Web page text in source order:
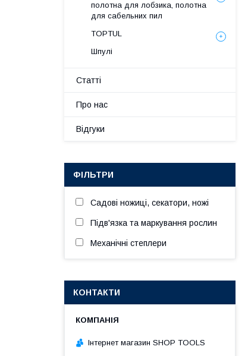
полотна для лобзика, полотна
для сабельних пил
TOPTUL
Шпулі
Статті
Про нас
Відгуки
ФІЛЬТРИ
Садові ножиці, секатори, ножі
Підв'язка та маркування рослин
Механічні степлери
КОНТАКТИ
Інтернет магазин SHOP TOOLS